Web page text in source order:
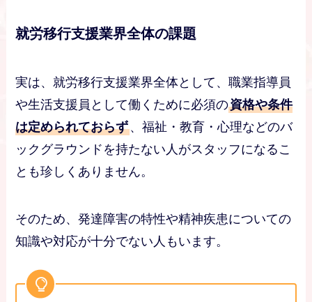
就労移行支援業界全体の課題
実は、就労移行支援業界全体として、職業指導員
や生活支援員として働くために必須の資格や条件
は定められておらず、福祉・教育・心理などのバ
ックグラウンドを持たない人がスタッフになるこ
とも珍しくありません。
そのため、発達障害の特性や精神疾患についての
知識や対応が十分でない人もいます。